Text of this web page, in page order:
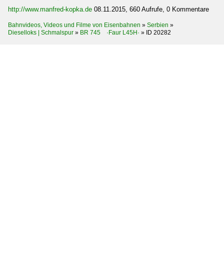
http://www.manfred-kopka.de 08.11.2015, 660 Aufrufe, 0 Kommentare
Bahnvideos, Videos und Filme von Eisenbahnen » Serbien »
Dieselloks | Schmalspur » BR 745 ·Faur L45H· » ID 20282